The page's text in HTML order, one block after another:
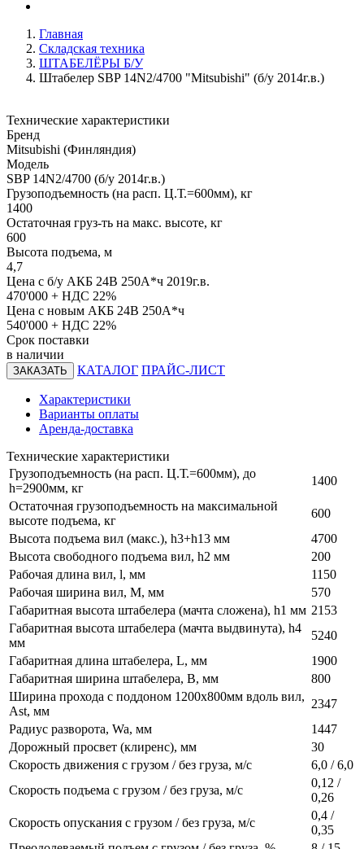
Главная
Складская техника
ШТАБЕЛЁРЫ Б/У
Штабелер SBP 14N2/4700 "Mitsubishi" (б/у 2014г.в.)
Технические характеристики
Бренд
Mitsubishi (Финляндия)
Модель
SBP 14N2/4700 (б/у 2014г.в.)
Грузоподъемность (на расп. Ц.Т.=600мм), кг
1400
Остаточная груз-ть на макс. высоте, кг
600
Высота подъема, м
4,7
Цена с б/у АКБ 24В 250А*ч 2019г.в.
470'000 + НДС 22%
Цена с новым АКБ 24В 250А*ч
540'000 + НДС 22%
Срок поставки
в наличии
ЗАКАЗАТЬ КАТАЛОГ ПРАЙС-ЛИСТ
Характеристики
Варианты оплаты
Аренда-доставка
Технические характеристики
Грузоподъемность (на расп. Ц.Т.=600мм), до
h=2900мм, кг
1400
Остаточная грузоподъемность на максимальной
высоте подъема, кг
600
Высота подъема вил (макс.), h3+h13 мм
4700
Высота свободного подъема вил, h2 мм
200
Рабочая длина вил, l, мм
1150
Рабочая ширина вил, М, мм
570
Габаритная высота штабелера (мачта сложена), h1 мм 2153
Габаритная высота штабелера (мачта выдвинута), h4
мм
5240
Габаритная длина штабелера, L, мм
1900
Габаритная ширина штабелера, B, мм
800
Ширина прохода с поддоном 1200х800мм вдоль вил,
Ast, мм
2347
Радиус разворота, Wa, мм
1447
Дорожный просвет (клиренс), мм
30
Скорость движения с грузом / без груза, м/с
6,0 / 6,0
Скорость подъема с грузом / без груза, м/с
0,12 /
0,26
Скорость опускания с грузом / без груза, м/с
0,4 /
0,35